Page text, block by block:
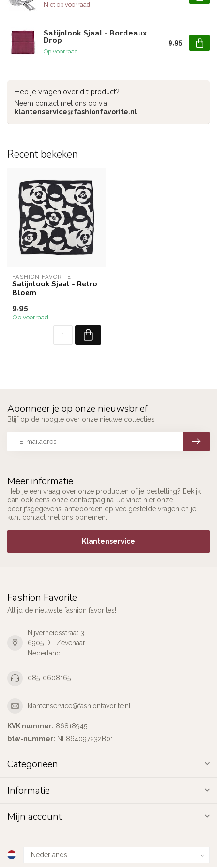
Niet op voorraad
Satijnlook Sjaal - Bordeaux
Drop
Op voorraad
9,95
Heb je vragen over dit product?
Neem contact met ons op via
klantenservice@fashionfavorite.nl
Recent bekeken
FASHION FAVORITE
Satijnlook Sjaal - Retro
Bloem
9,95
Op voorraad
Meer informatie
Heb je een vraag over onze producten of je bestelling? Bekijk
dan ook eens onze contactpagina. Je vindt hier onze
bedrijfsgegevens, antwoorden op veelgestelde vragen en je
kunt contact met ons opnemen.
Klantenservice
Abonneer je op onze nieuwsbrief
Blijf op de hoogte over onze nieuwe collecties
Fashion Favorite
Altijd de nieuwste fashion favorites!
Nijverheidsstraat 3
6905 DL Zevenaar
Nederland
085-0608165
klantenservice@fashionfavorite.nl
KVK nummer: 86818945
btw-nummer: NL864097232B01
Categorieën
Informatie
Mijn account